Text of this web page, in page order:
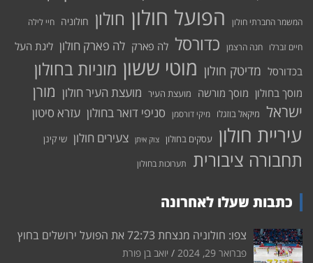
המשמר החברתי חולון הפועל חולון חולון חולוניה חיי לילה
חיים זברלו חנה הרצמן כדורסל לה פארק לה פארק חולון ליגת העל
בכדורסל מדיטק חולון מוטי ששון מוניות בחולון
מוסך בחולון מוסך מורשה מועצת העיר מועצת העיר חולון מורן
ישראל מיקאל בוזגלו מיקי דורסמן סניפי דואר בחולון עזרא סיטון
עיריית חולון עסקים בחולון צוק איתן צעירים חולון שי קינן
תחבורה ציבורית תערוכות בחולון
כתבות שעלו לאחרונה
צפו: חולוניה מנצחת 72:73 את הפועל ירושלים בחוץ
פברואר 29, 2024 יואב בן פורת